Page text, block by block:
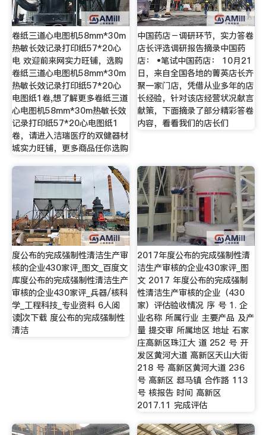
卷纸三道心电图机58mm*30m
热敏长效记录打印纸57*20心
电 欢迎前来网实力旺铺，选购
卷纸三道心电图机58mm*30m
热敏长效记录打印纸57*20心
电图纸1卷,想了解更多卷纸三道
心电图机58mm*30m热敏长效
记录打印纸57*20心电图纸1
卷，请进入洁瑞医疗的双健器材
城实力旺铺，更多商品任你选购
中国药店－调研环节，实力答卷
店长评选调研报告摘录中国药
店： •笔试中国药店： 10月21
日，来自全国各地的菁英店长齐
聚一家门店，凭借从业多年的店
长经验，针对该店经营状况献言
献策，下面摘录了部分精彩答卷
内容，看看我们的店长们
度公布的完成强制性清洁生产审
核的企业430家评_图文_百度文
库度公布的完成强制性清洁生产
审核的企业430家评_兵器/核科
学_工程科技_专业资料 6人阅
读|次下载 度公布的完成强制性
清洁
2017年度公布的完成强制性清
洁生产审核的企业430家评_图
文 2017 年度公布的完成强制
性清洁生产审核的企业（430
家）评估验收情况 序 号 1. 企
业名称 所属行业 主要产品 及产
量 提交审 所属地区 地址 石家
庄高新区珠江大 道 252 号 开
发区黄河大道 高新区天山大街
218 号 高新区黄河大道 236
号 高新区 郄马镇 合作路 113
号 核报告 时间 高新区
2017.11 完成评估